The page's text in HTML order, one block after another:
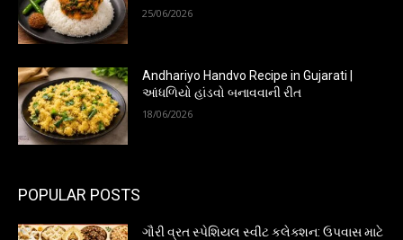
25/06/2026
Andhariyo Handvo Recipe in Gujarati |
આંધળિયો હાંડવો બનાવવાની રીત
18/06/2026
POPULAR POSTS
ગૌરી વ્રત સ્પેશિયલ સ્વીટ કલેક્શન: ઉપવાસ માટે